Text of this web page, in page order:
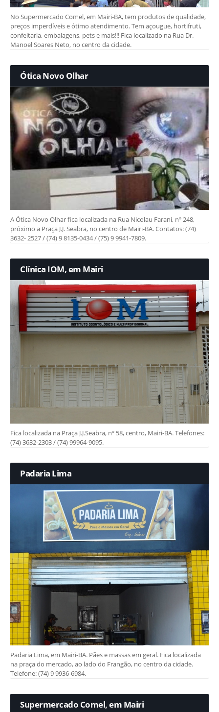
No Supermercado Comel, em Mairi-BA, tem produtos de qualidade,
preços imperdíveis e ótimo atendimento. Tem açougue, hortifruti,
confeitaria, embalagens, pets e mais!!! Fica localizado na Rua Dr.
Manoel Soares Neto, no centro da cidade.
Ótica Novo Olhar
A Ótica Novo Olhar fica localizada na Rua Nicolau Farani, nº 248,
próximo a Praça J.J. Seabra, no centro de Mairi-BA. Contatos: (74)
3632- 2527 / (74) 9 8135-0434 / (75) 9 9941-7809.
Clínica IOM, em Mairi
Fica localizada na Praça J.J.Seabra, nº 58, centro, Mairi-BA. Telefones:
(74) 3632-2303 / (74) 99964-9095.
Padaria Lima
Padaria Lima, em Mairi-BA. Pães e massas em geral. Fica localizada
na praça do mercado, ao lado do Frangão, no centro da cidade.
Telefone: (74) 9 9936-6984.
Supermercado Comel, em Mairi